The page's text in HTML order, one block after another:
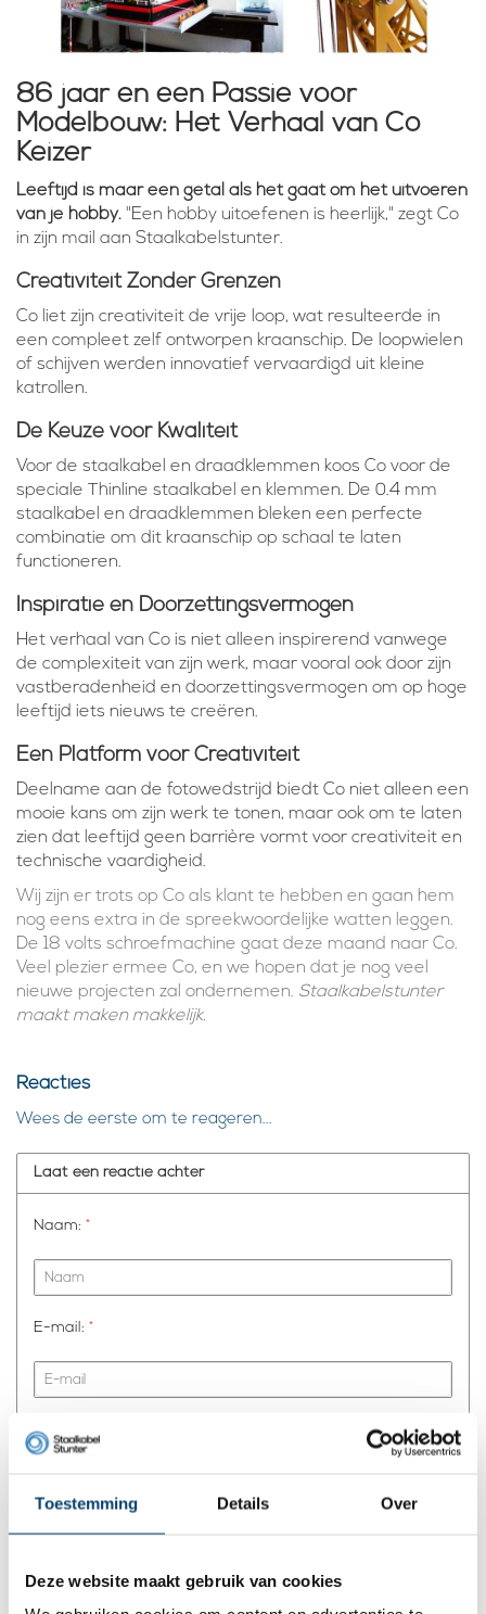
Toestemming Details Over
Deze website maakt gebruik van cookies
86 jaar en een Passie voor
Modelbouw: Het Verhaal van Co
Keizer
Leeftijd is maar een getal als het gaat om het uitvoeren
van je hobby. "Een hobby uitoefenen is heerlijk," zegt Co
in zijn mail aan Staalkabelstunter.
Creativiteit Zonder Grenzen
Co liet zijn creativiteit de vrije loop, wat resulteerde in
een compleet zelf ontworpen kraanschip. De loopwielen
of schijven werden innovatief vervaardigd uit kleine
katrollen.
De Keuze voor Kwaliteit
Voor de staalkabel en draadklemmen koos Co voor de
speciale Thinline staalkabel en klemmen. De 0.4 mm
staalkabel en draadklemmen bleken een perfecte
combinatie om dit kraanschip op schaal te laten
functioneren.
Inspiratie en Doorzettingsvermogen
Het verhaal van Co is niet alleen inspirerend vanwege
de complexiteit van zijn werk, maar vooral ook door zijn
vastberadenheid en doorzettingsvermogen om op hoge
leeftijd iets nieuws te creëren.
Een Platform voor Creativiteit
Deelname aan de fotowedstrijd biedt Co niet alleen een
mooie kans om zijn werk te tonen, maar ook om te laten
zien dat leeftijd geen barrière vormt voor creativiteit en
technische vaardigheid.
Wij zijn er trots op Co als klant te hebben en gaan hem
nog eens extra in de spreekwoordelijke watten leggen.
De 18 volts schroefmachine gaat deze maand naar Co.
Veel plezier ermee Co, en we hopen dat je nog veel
nieuwe projecten zal ondernemen. Staalkabelstunter
maakt maken makkelijk.
Reacties
Wees de eerste om te reageren...
Laat een reactie achter
Naam: *
E-mail: *